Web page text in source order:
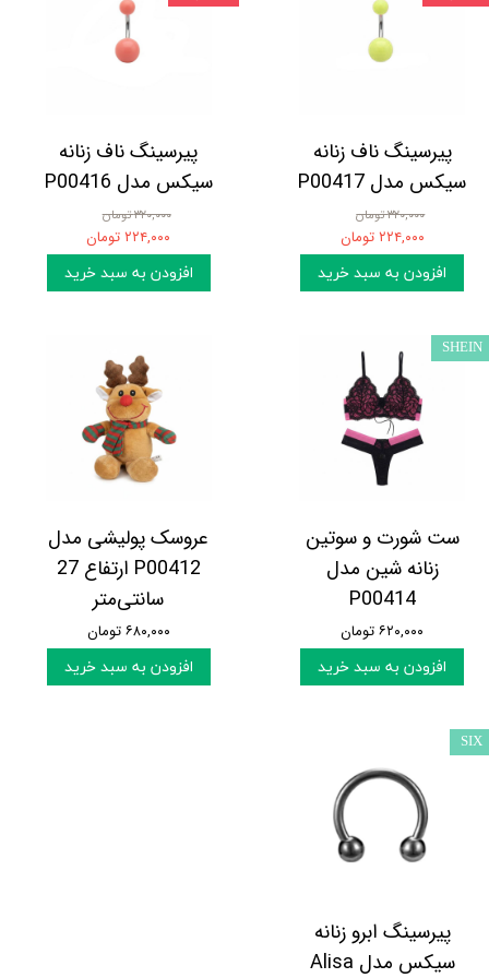
پیرسینگ ناف زنانه
سیکس مدل P00417
۳۲۰,۰۰۰ تومان
۲۲۴,۰۰۰ تومان
افزودن به سبد خرید
پیرسینگ ناف زنانه
سیکس مدل P00416
۳۲۰,۰۰۰ تومان
۲۲۴,۰۰۰ تومان
افزودن به سبد خرید
ست شورت و سوتین
زنانه شین مدل
P00414
۶۲۰,۰۰۰ تومان
افزودن به سبد خرید
SHEIN
عروسک پولیشی مدل
P00412 ارتفاع 27
سانتی‌متر
۶۸۰,۰۰۰ تومان
افزودن به سبد خرید
پیرسینگ ابرو زنانه
سیکس مدل Alisa
SIX